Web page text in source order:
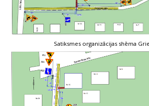
Satiksmes organizācijas shēma